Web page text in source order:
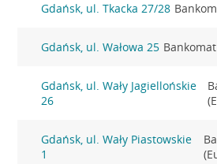
Gdańsk, ul. Tkacka 27/28
Gdańsk, ul. Wałowa 25
Gdańsk, ul. Wały Jagiellońskie
26
Gdańsk, ul. Wały Piastowskie
1